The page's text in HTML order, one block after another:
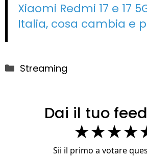
Xiaomi Redmi 17 e 17
Italia, cosa cambia e
Categorie
Streaming
Dai il tuo
★★★★
Sii il primo a votare